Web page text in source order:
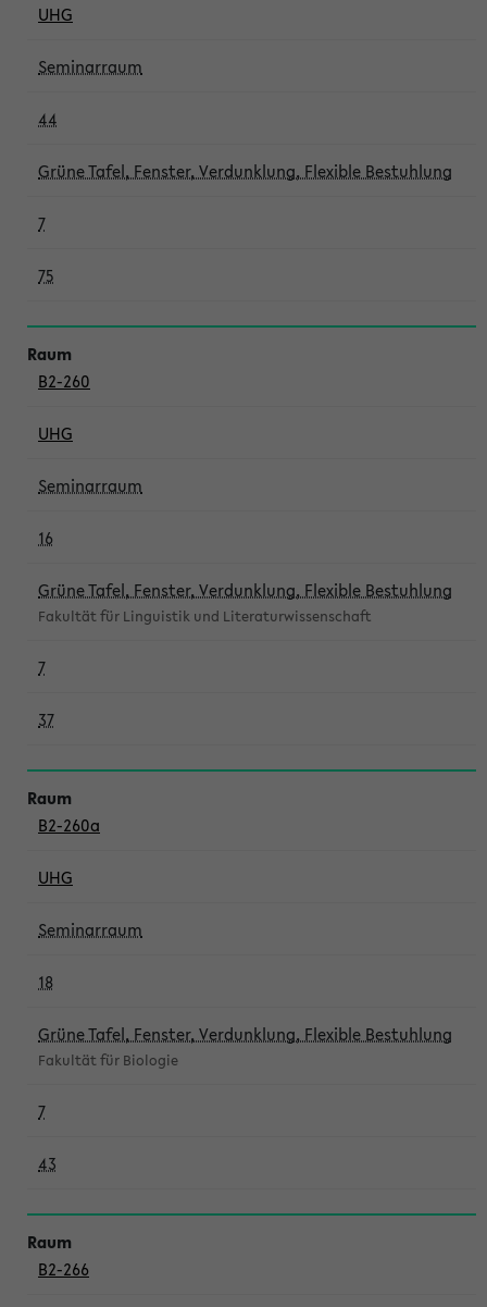
UHG
Seminarraum
44
Grüne Tafel, Fenster, Verdunklung, Flexible Bestuhlung
7
75
B2-260
UHG
Seminarraum
16
Grüne Tafel, Fenster, Verdunklung, Flexible Bestuhlung
Fakultät für Linguistik und Literaturwissenschaft
7
37
B2-260a
UHG
Seminarraum
18
Grüne Tafel, Fenster, Verdunklung, Flexible Bestuhlung
Fakultät für Biologie
7
43
B2-266